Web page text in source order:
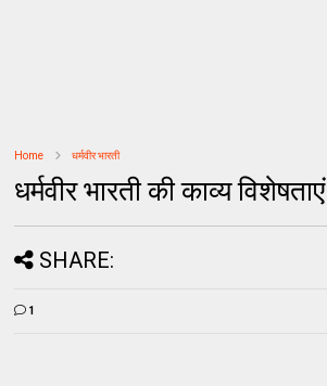
Home धर्मवीर भारती
धर्मवीर भारती की काव्य विशेषताएं
SHARE:
1